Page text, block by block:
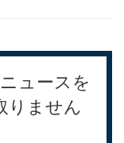
ュースを
りません